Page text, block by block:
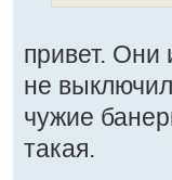
привет. Они
не
чужие
такая.